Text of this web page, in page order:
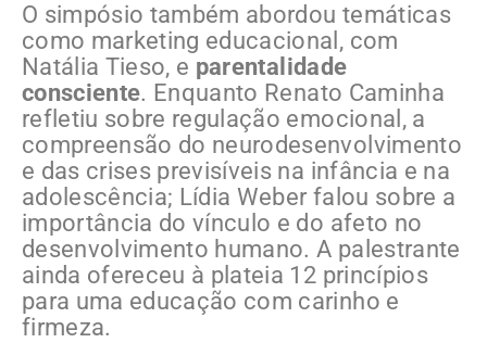
O simpósio também abordou temáticas
como marketing educacional, com
Natália Tieso, e parentalidade
consciente. Enquanto Renato Caminha
refletiu sobre regulação emocional, a
compreensão do neurodesenvolvimento
e das crises previsíveis na infância e na
adolescência; Lídia Weber falou sobre a
importância do vínculo e do afeto no
desenvolvimento humano. A palestrante
ainda ofereceu à plateia 12 princípios
para uma educação com carinho e
firmeza.